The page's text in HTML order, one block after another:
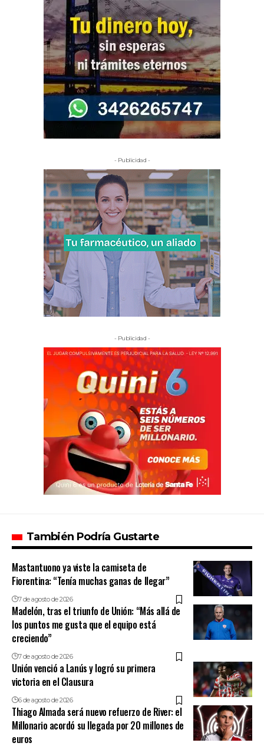
- Publicidad -
- Publicidad -
También Podría Gustarte
Mastantuono ya viste la camiseta de
Fiorentina: “Tenía muchas ganas de llegar”
7 de agosto de 2026
Madelón, tras el triunfo de Unión: “Más allá de
los puntos me gusta que el equipo está
creciendo”
7 de agosto de 2026
Unión venció a Lanús y logró su primera
victoria en el Clausura
6 de agosto de 2026
Thiago Almada será nuevo refuerzo de River: el
Millonario acordó su llegada por 20 millones de
euros